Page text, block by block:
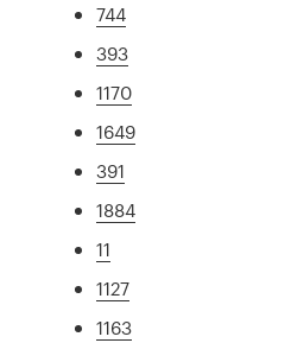
744
393
1170
1649
391
1884
11
1127
1163